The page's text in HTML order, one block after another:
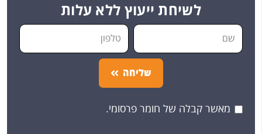
לשיחת ייעוץ ללא עלות
שליחה
מאשר קבלה של חומר פרסומי.